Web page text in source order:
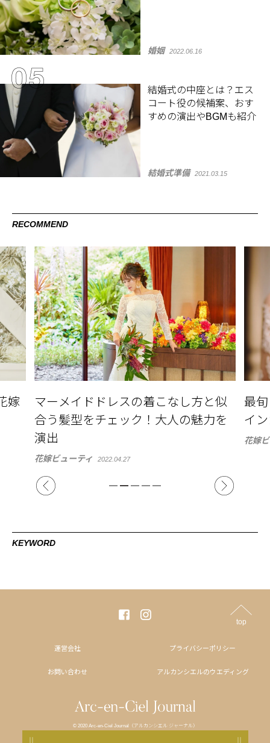
婚姻 2022.06.16
結婚式の中座とは？エス
コート役の候補案、おす
すめの演出やBGMも紹介
結婚式準備 2021.03.15
RECOMMEND
嫁
マーメイドドレスの着こなし方と似
合う髪型をチェック！大人の魅力を
演出
花嫁ビューティ 2022.04.27
最
イ
花嫁
KEYWORD
top
運営会社 プライバシーポリシー
お問い合わせ アルカンシエルのウエディング
© 2020 Arc-en-Ciel Journal（アルカンシエル ジャーナル）